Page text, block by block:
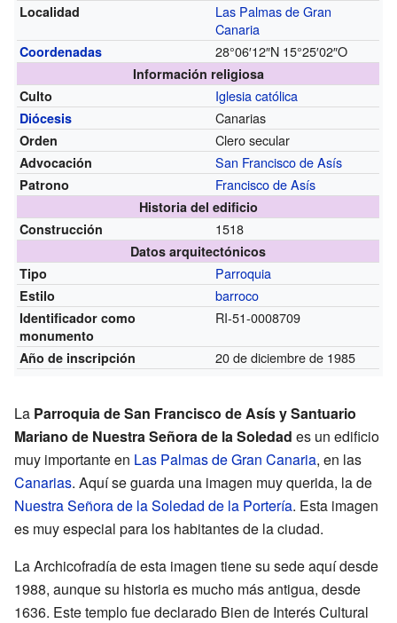
Localidad
Las Palmas de Gran
Canaria
Coordenadas 28°06′12″N 15°25′02″O
Información religiosa
Culto
Iglesia católica
Diócesis Canarias
Orden Clero secular
Advocación San Francisco de Asís
Patrono Francisco de Asís
Historia del edificio
Construcción
1518
Datos arquitectónicos
Tipo
Parroquia
Estilo barroco
Identificador como
monumento
RI-51-0008709
Año de inscripción 20 de diciembre de 1985
La Parroquia de San Francisco de Asís y Santuario
Mariano de Nuestra Señora de la Soledad es un edificio
muy importante en Las Palmas de Gran Canaria, en las
Canarias. Aquí se guarda una imagen muy querida, la de
Nuestra Señora de la Soledad de la Portería. Esta imagen
es muy especial para los habitantes de la ciudad.
La Archicofradía de esta imagen tiene su sede aquí desde
1988, aunque su historia es mucho más antigua, desde
1636. Este templo fue declarado Bien de Interés Cultural